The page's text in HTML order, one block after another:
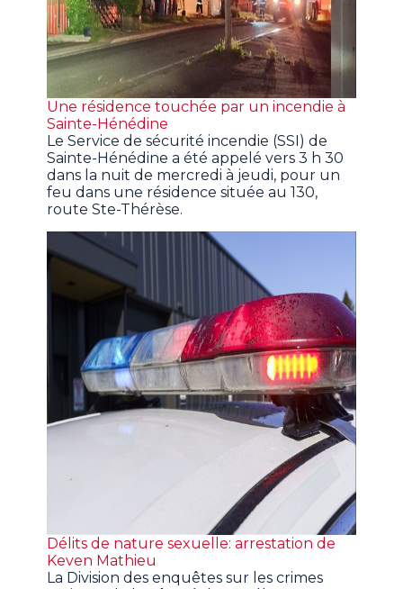
Une résidence touchée par un incendie à
Sainte-Hénédine
Le Service de sécurité incendie (SSI) de
Sainte-Hénédine a été appelé vers 3 h 30
dans la nuit de mercredi à jeudi, pour un
feu dans une résidence située au 130,
route Ste-Thérèse.
Délits de nature sexuelle: arrestation de
Keven Mathieu
La Division des enquêtes sur les crimes